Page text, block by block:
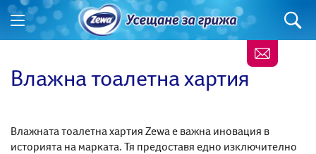
Влажна тоалетна хартия
Влажната тоалетна хартия Zewa е важна иновация в
историята на марката. Тя предоставя едно изключително